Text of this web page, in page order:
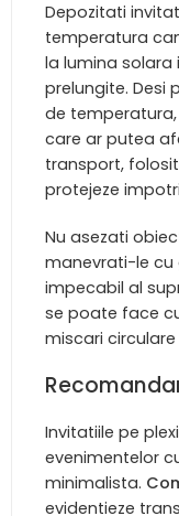
Depozitati
temperatura
la lumina
prelungite. Desi
de temperatura,
care ar putea
transport,
protejeze
Nu asezati
manevrati-le cu
impecabil al
se poate face
miscari circulare
Invitatiile pe
evenimentelor
minimalista.
evidentieze